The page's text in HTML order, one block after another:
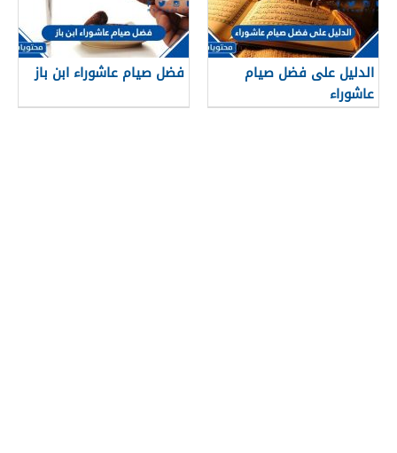
الدليل على فضل صيام
عاشوراء
فضل صيام عاشوراء ابن باز